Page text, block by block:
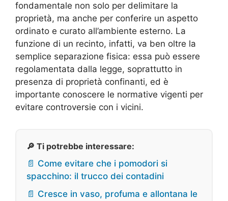
fondamentale non solo per delimitare la
proprietà, ma anche per conferire un aspetto
ordinato e curato all’ambiente esterno. La
funzione di un recinto, infatti, va ben oltre la
semplice separazione fisica: essa può essere
regolamentata dalla legge, soprattutto in
presenza di proprietà confinanti, ed è
importante conoscere le normative vigenti per
evitare controversie con i vicini.
🔎 Ti potrebbe interessare:
📄 Come evitare che i pomodori si
spacchino: il trucco dei contadini
📄 Cresce in vaso, profuma e allontana le